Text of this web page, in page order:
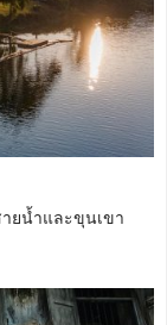
ายน้ำและขุนเขา